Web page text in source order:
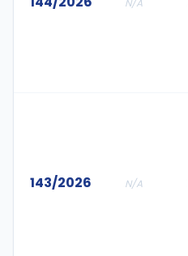
N/A
143/2026 N/A